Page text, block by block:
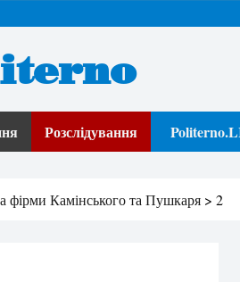
Розслідування
фірми Камінського та Пушкаря > 2